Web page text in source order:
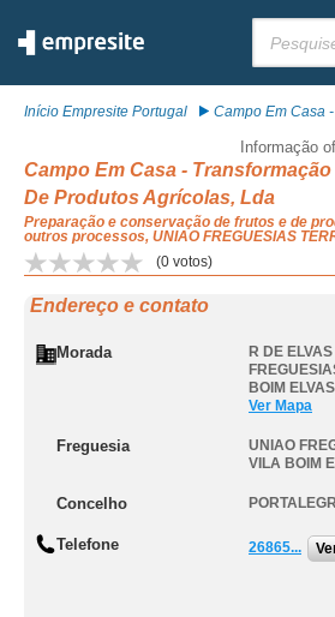
Início Empresite Portugal Campo Em Casa -
Informação
Campo Em Casa -
De Produtos Agrícolas, Lda
Preparação e conservação de frutos e de
outros processos, UNIAO FREGUESIAS
(0 votos)
Endereço e contato
Morada R DE
BOIM ELVAS
Ver Mapa
Freguesia
UNIAO
VILA BOIM
Concelho
Telefone 26865...